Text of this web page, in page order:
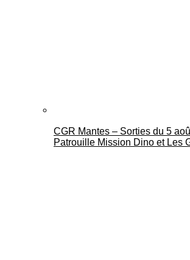
CGR Mantes – Sorties du 5
Patrouille Mission Dino et Les